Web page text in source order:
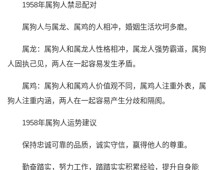
1958年属狗人禁忌配对
属狗人与属龙、属鸡的人相冲，婚姻生活坎坷多磨。
属龙：属狗人和属龙人性格相冲，属龙人强势霸道，属狗
人固执己见，两人在一起容易发生矛盾。
属鸡：属狗人和属鸡人价值观不同，属鸡人注重外表，属
狗人注重内涵，两人在一起容易产生分歧和隔阂。
1958年属狗人运势建议
保持忠诚可靠的品质，诚实守信，赢得他人的尊重。
勤奋踏实，努力工作，踏踏实实积累经验，提升自身能